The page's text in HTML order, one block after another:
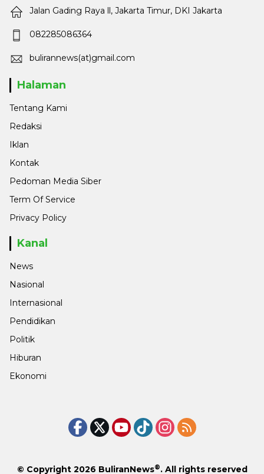
Jalan Gading Raya ll, Jakarta Timur, DKI Jakarta
082285086364
bulirannews(at)gmail.com
Halaman
Tentang Kami
Redaksi
Iklan
Kontak
Pedoman Media Siber
Term Of Service
Privacy Policy
Kanal
News
Nasional
Internasional
Pendidikan
Politik
Hiburan
Ekonomi
© Copyright 2026 BuliranNews®. All rights reserved